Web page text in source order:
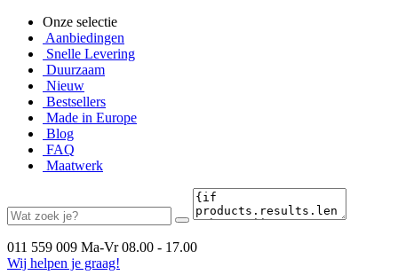
Onze selectie
Aanbiedingen
Snelle Levering
Duurzaam
Nieuw
Bestsellers
Made in Europe
Blog
FAQ
Maatwerk
011 559 009 Ma-Vr 08.00 - 17.00
Wij helpen je graag!